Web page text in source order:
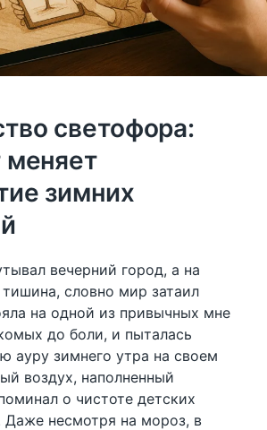
светофора:
меняет
зимних
вечерний город, а на
словно мир затаил
на одной из привычных мне
до боли, и пыталась
ауру зимнего утра на своем
воздух, наполненный
о чистоте детских
Даже несмотря на мороз, в